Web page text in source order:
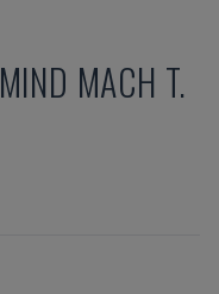
MIND MACH T.